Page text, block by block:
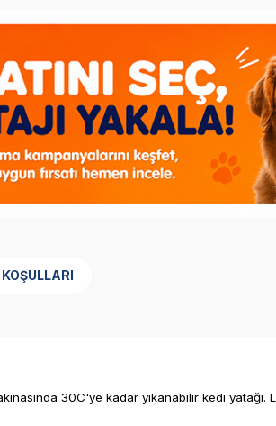
30C'ye kadar yıkanabilir kedi yatağı.